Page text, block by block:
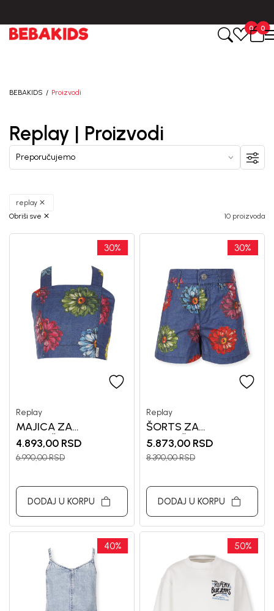
0
0
BEBAKIDS Proizvodi
Replay | Proizvodi
replay
10 proizvoda
Obriši sve
30%
Replay
MAJICA ZA
DEVOJČICE REPLAY
4.893,00 RSD
6.990,00RSD
DODAJ U KORPU
30%
Replay
ŠORTS ZA
DEVOJČICE REPLAY
5.873,00 RSD
8.390,00RSD
DODAJ U KORPU
40% 50%